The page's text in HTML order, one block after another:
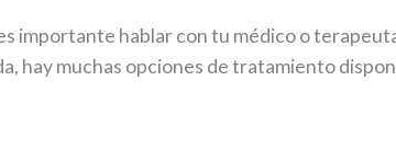
importante hablar con tu médico o
hay muchas opciones de tratamiento